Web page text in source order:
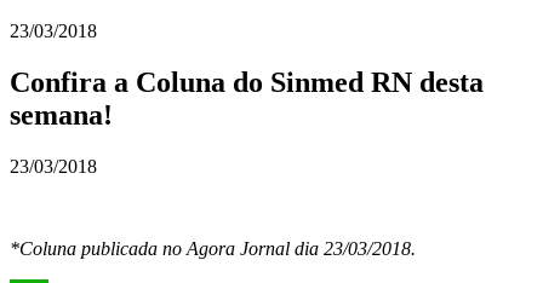
23/03/2018
Confira a Coluna do Sinmed RN desta
semana!
23/03/2018
*Coluna publicada no Agora Jornal dia 23/03/2018.